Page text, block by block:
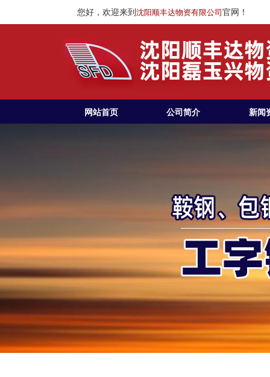
您好，欢迎来到沈阳顺丰达物资有限公司官网！
网站首页 公司简介 新闻